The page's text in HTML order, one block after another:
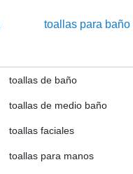
toallas para baño
toallas de baño
toallas de medio baño
toallas faciales
toallas para manos